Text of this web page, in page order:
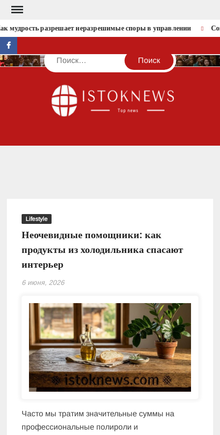
Перейти
содержимому
мудрость разрешает неразрешимые споры в управлении
facebook
Поиск
Lifestyle
Неочевидные помощники: как
продукты из холодильника спасают
интерьер
6 июня, 2026
Часто мы тратим значительные суммы на
профессиональные полироли и